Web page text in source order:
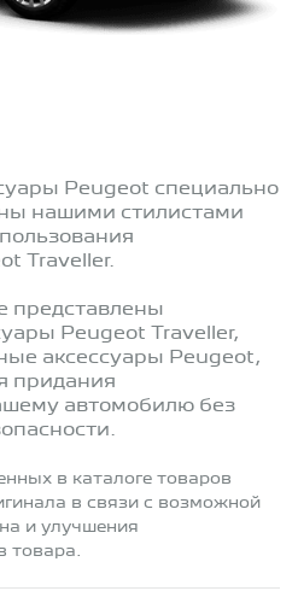
Peugeot специально
нашими стилистами
Traveller.
представлены
Peugeot Traveller,
аксессуары Peugeot,
придания
автомобилю без
в каталоге товаров
в связи с возможной
и улучшения
товара.